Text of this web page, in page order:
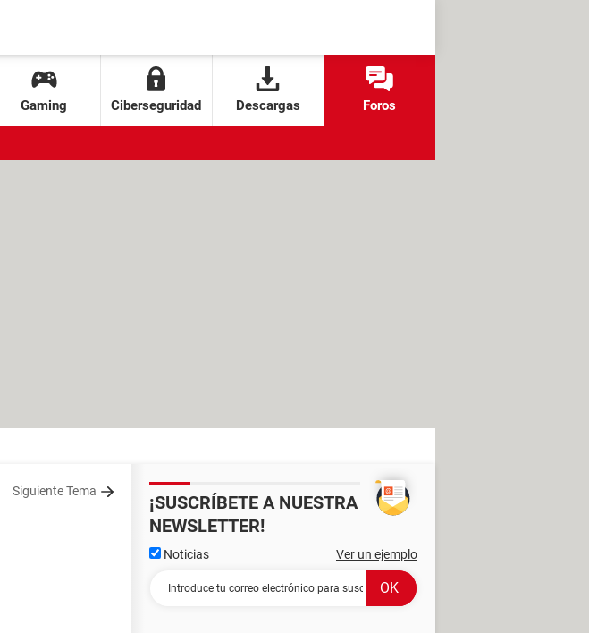
Gaming Ciberseguridad Descargas Foros
Siguiente Tema
¡SUSCRÍBETE A NUESTRA
NEWSLETTER!
Noticias Ver un ejemplo